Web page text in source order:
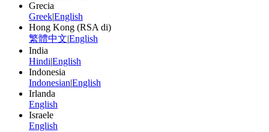
Grecia
Greek|English
Hong Kong (RSA di)
繁體中文|English
India
Hindi|English
Indonesia
Indonesian|English
Irlanda
English
Israele
English